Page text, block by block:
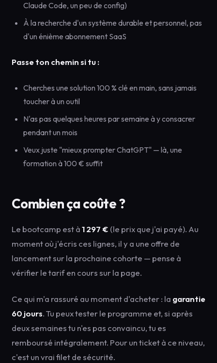
Claude Code, un peu de config)
À la recherche d'un système durable et personnel, pas
d'un énième abonnement SaaS
Passe ton chemin si tu :
Cherches une solution 100 % clé en main, sans jamais
toucher à un outil
N'as pas quelques heures par semaine à y consacrer
pendant un mois
Veux juste "mieux prompter ChatGPT" — là, une
formation à 100 € suffit
Combien ça coûte ?
Le bootcamp est à1 297 € (le prix que j'ai payé). Au
moment où j'écris ces lignes, il y a une offre de
lancement sur la prochaine cohorte — pense à
vérifier le tarif en cours sur la page.
Ce qui m'a rassuré au moment d'acheter : la garantie
60 jours. Tu peux tester le programme et, si après
deux semaines tu n'es pas convaincu, tu es
remboursé intégralement. Pour un ticket à ce niveau,
c'est un vrai filet de sécurité.